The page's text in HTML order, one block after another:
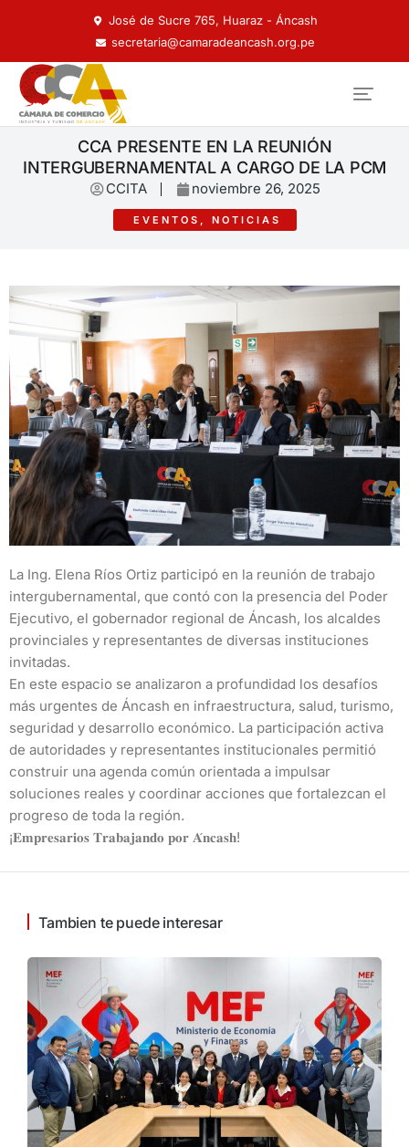
José de Sucre 765, Huaraz - Áncash
secretaria@camaradeancash.org.pe
CCA PRESENTE EN LA REUNIÓN
INTERGUBERNAMENTAL A CARGO DE LA PCM
CCITA noviembre 26, 2025
EVENTOS , NOTICIAS
La Ing. Elena Ríos Ortiz participó en la reunión de trabajo
intergubernamental, que contó con la presencia del Poder
Ejecutivo, el gobernador regional de Áncash, los alcaldes
provinciales y representantes de diversas instituciones
invitadas.
En este espacio se analizaron a profundidad los desafíos
más urgentes de Áncash en infraestructura, salud, turismo,
seguridad y desarrollo económico. La participación activa
de autoridades y representantes institucionales permitió
construir una agenda común orientada a impulsar
soluciones reales y coordinar acciones que fortalezcan el
progreso de toda la región.
¡𝐄𝐦𝐩𝐫𝐞𝐬𝐚𝐫𝐢𝐨𝐬 𝐓𝐫𝐚𝐛𝐚𝐣𝐚𝐧𝐝𝐨 𝐩𝐨𝐫 𝐀́𝐧𝐜𝐚𝐬𝐡!
Tambien te puede interesar